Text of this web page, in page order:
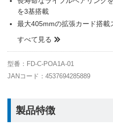
を3基搭載
最大405mmの拡張カード搭載
すべて見る
型番：FD-C-POA1A-01
JANコード：4537694285889
製品特徴